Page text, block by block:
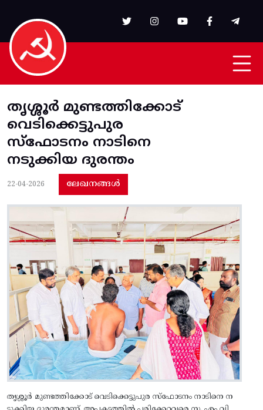
തൃശ്ശൂർ മുണ്ടത്തിക്കോട്
വെടിക്കെട്ടുപുര
സ്ഫോടനം നാടിനെ
നടുക്കിയ ദുരന്തം
22-04-2026 ലേഖനങ്ങൾ
തൃശ്ശൂർ മുണ്ടത്തിക്കോട് വെടിക്കെട്ടുപുര സ്ഫോടനം നാടിനെ ന